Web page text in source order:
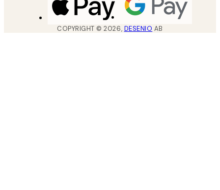
COPYRIGHT ©2026, DESENIO AB